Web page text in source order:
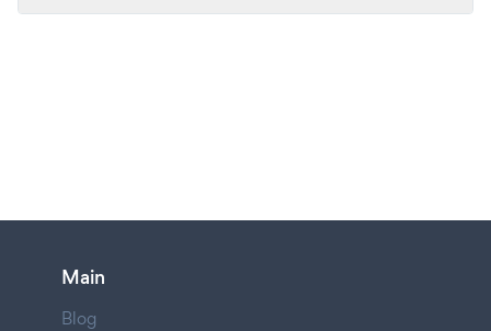
Main
Blog